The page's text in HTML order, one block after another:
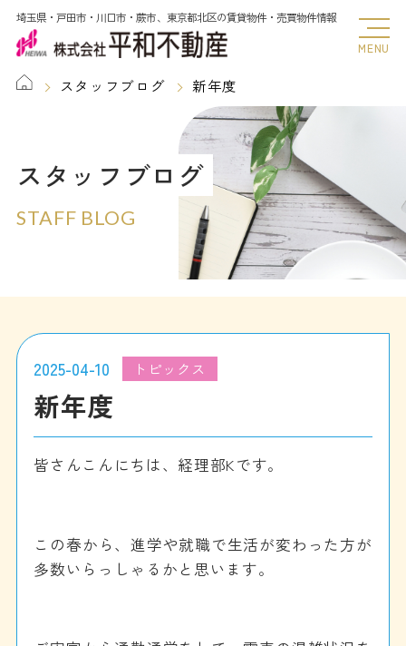
埼玉県・戸田市・川口市・蕨市、東京都北区の賃貸物件・売買物件情報
MENU
スタッフブログ 新年度
スタッフブログ
STAFF BLOG
2025-04-10 トピックス
新年度
皆さんこんにちは、経理部Kです。
この春から、進学や就職で生活が変わった方が
多数いらっしゃるかと思います。